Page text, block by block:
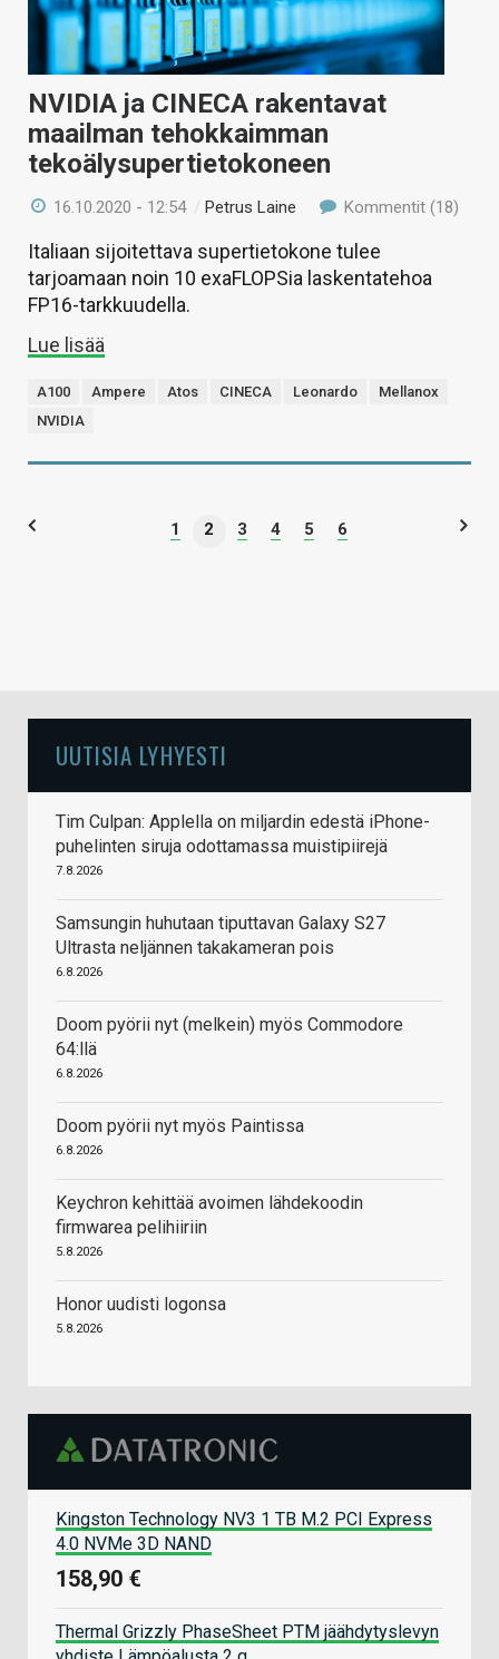
NVIDIA ja CINECA rakentavat
maailman tehokkaimman
tekoälysupertietokoneen
16.10.2020 - 12:54 /Petrus Laine Kommentit (18)
Italiaan sijoitettava supertietokone tulee
tarjoamaan noin 10 exaFLOPSia laskentatehoa
FP16-tarkkuudella.
Lue lisää
A100 Ampere Atos CINECA Leonardo
Mellanox
NVIDIA
1 2 3 4 5 6
UUTISIA LYHYESTI
Tim Culpan: Applella on miljardin edestä iPhone-
puhelinten siruja odottamassa muistipiirejä
7.8.2026
Samsungin huhutaan tiputtavan Galaxy S27
Ultrasta neljännen takakameran pois
6.8.2026
Doom pyörii nyt (melkein) myös Commodore
64:llä
6.8.2026
Doom pyörii nyt myös Paintissa
6.8.2026
Keychron kehittää avoimen lähdekoodin
firmwarea pelihiiriin
5.8.2026
Honor uudisti logonsa
5.8.2026
Kingston Technology NV3 1 TB M.2 PCI Express
4.0 NVMe 3D NAND
158,90 €
Thermal Grizzly PhaseSheet PTM jäähdytyslevyn